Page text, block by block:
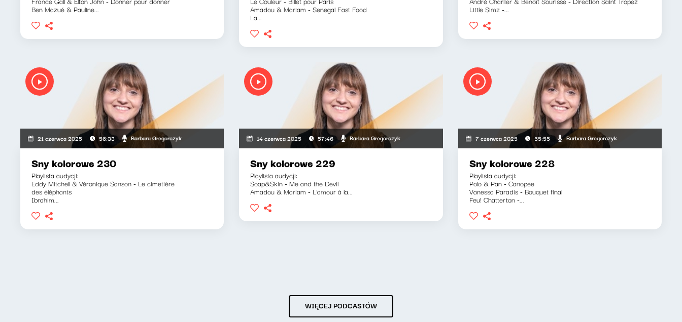
Ben Mazué & Pauline... Amadou & Mariam - Senegal Fast Food
La...
Little Simz -...
21 czerwca 2025 56:33 Barbara Gregorczyk
Sny kolorowe 230
Playlista audycji:
Eddy Mitchell & Véronique Sanson - Le cimetière
des éléphants
Ibrahim...
14 czerwca 2025 57:46 Barbara Gregorczyk
Sny kolorowe 229
Playlista audycji:
Soap&Skin - Me and the Devil
Amadou & Mariam - L'amour à la...
7 czerwca 2025 55:55 Barbara Gregorczyk
Sny kolorowe 228
Playlista audycji:
Polo & Pan - Canopée
Vanessa Paradis - Bouquet final
Feu! Chatterton -...
WIĘCEJ PODCASTÓW